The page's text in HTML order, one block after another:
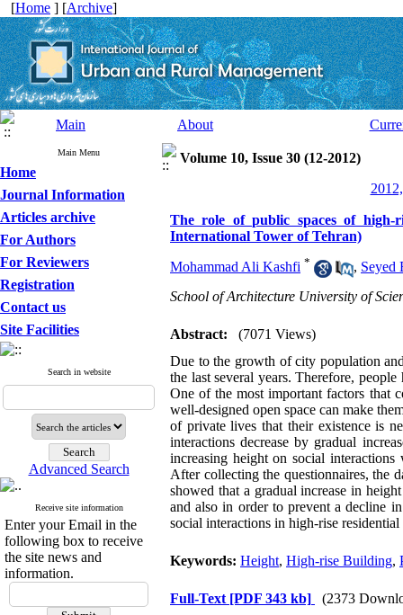
[Home ] [Archive]
Main About
Main Menu
Home
Journal Information
Articles archive
For Authors
For Reviewers
Registration
Contact us
Site Facilities
Search in website
Advanced Search
Receive site information
Enter your Email in the
following box to receive
the site news and
information.
Volume 10, Issue 30 (12-2012)
The role of public spaces of high-
International Tower of Tehran)
Mohammad Ali Kashfi * , Seyed
School of Architecture University of
Abstract:
(7071 Views)
Due to the growth of city population
the last several years. Therefore,
One of the most important factors that
well-designed open space can make
of private lives that their existence is
interactions decrease by gradual
increasing height on social
After collecting the questionnaires, the
showed that a gradual increase in
and also in order to prevent a decline
social interactions in high-rise residential
Keywords: Height, High-rise Building,
Full-Text [PDF 343 kb]
(2373